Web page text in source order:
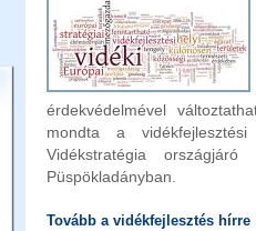
érdekvédelmével
mondta a
Vidékstratégia országjáró
Püspökladányban.
Tovább a vidékfejlesztés hírre